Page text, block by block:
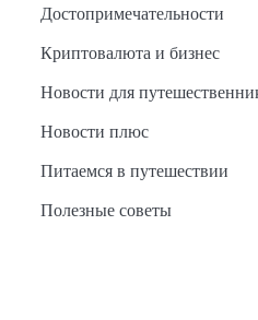
Достопримечательности
Криптовалюта и бизнес
Новости для
Новости плюс
Питаемся в путешествии
Полезные советы